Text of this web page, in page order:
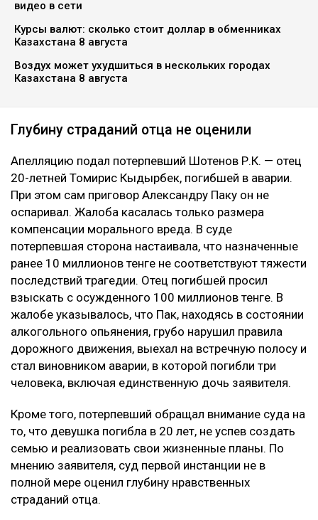
видео в сети
Курсы валют: сколько стоит доллар в обменниках
Казахстана 8 августа
Воздух может ухудшиться в нескольких городах
Казахстана 8 августа
Глубину страданий отца не оценили
Апелляцию подал потерпевший Шотенов Р.К. — отец
20-летней Томирис Кыдырбек, погибшей в аварии.
При этом сам приговор Александру Паку он не
оспаривал. Жалоба касалась только размера
компенсации морального вреда. В суде
потерпевшая сторона настаивала, что назначенные
ранее 10 миллионов тенге не соответствуют тяжести
последствий трагедии. Отец погибшей просил
взыскать с осужденного 100 миллионов тенге. В
жалобе указывалось, что Пак, находясь в состоянии
алкогольного опьянения, грубо нарушил правила
дорожного движения, выехал на встречную полосу и
стал виновником аварии, в которой погибли три
человека, включая единственную дочь заявителя.
Кроме того, потерпевший обращал внимание суда на
то, что девушка погибла в 20 лет, не успев создать
семью и реализовать свои жизненные планы. По
мнению заявителя, суд первой инстанции не в
полной мере оценил глубину нравственных
страданий отца.